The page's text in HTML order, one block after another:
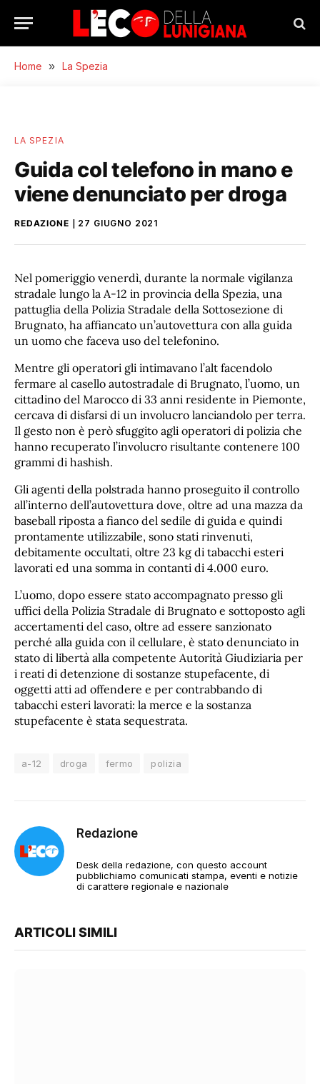
Home » La Spezia
LA SPEZIA
Guida col telefono in mano e
viene denunciato per droga
REDAZIONE 27 GIUGNO 2021
Nel pomeriggio venerdì, durante la normale vigilanza
stradale lungo la A-12 in provincia della Spezia, una
pattuglia della Polizia Stradale della Sottosezione di
Brugnato, ha affiancato un’autovettura con alla guida
un uomo che faceva uso del telefonino.
Mentre gli operatori gli intimavano l’alt facendolo
fermare al casello autostradale di Brugnato, l’uomo, un
cittadino del Marocco di 33 anni residente in Piemonte,
cercava di disfarsi di un involucro lanciandolo per terra.
Il gesto non è però sfuggito agli operatori di polizia che
hanno recuperato l’involucro risultante contenere 100
grammi di hashish.
Gli agenti della polstrada hanno proseguito il controllo
all’interno dell’autovettura dove, oltre ad una mazza da
baseball riposta a fianco del sedile di guida e quindi
prontamente utilizzabile, sono stati rinvenuti,
debitamente occultati, oltre 23 kg di tabacchi esteri
lavorati ed una somma in contanti di 4.000 euro.
L’uomo, dopo essere stato accompagnato presso gli
uffici della Polizia Stradale di Brugnato e sottoposto agli
accertamenti del caso, oltre ad essere sanzionato
perché alla guida con il cellulare, è stato denunciato in
stato di libertà alla competente Autorità Giudiziaria per
i reati di detenzione di sostanze stupefacente, di
oggetti atti ad offendere e per contrabbando di
tabacchi esteri lavorati: la merce e la sostanza
stupefacente è stata sequestrata.
a-12 droga fermo polizia
Redazione
Desk della redazione, con questo account
pubblichiamo comunicati stampa, eventi e notizie
di carattere regionale e nazionale
ARTICOLI SIMILI